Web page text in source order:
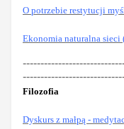
O potrzebie restytucji
Ekonomia naturalna sieci
Filozofia
Dyskurs z małpą -